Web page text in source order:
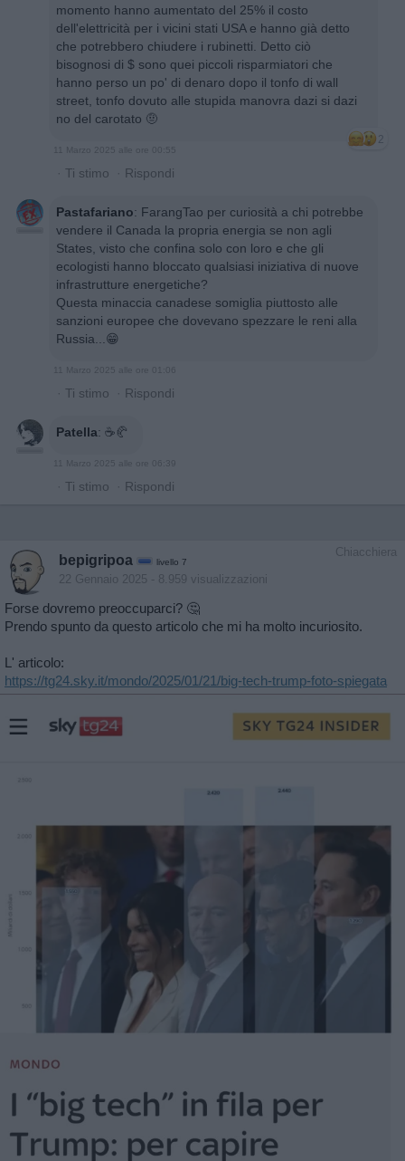
momento hanno aumentato del 25% il costo
dell'elettricità per i vicini stati USA e hanno già detto
che potrebbero chiudere i rubinetti. Detto ciò
bisognosi di $ sono quei piccoli risparmiatori che
hanno perso un po' di denaro dopo il tonfo di wall
street, tonfo dovuto alle stupida manovra dazi si dazi
no del carotato 🤨
2
11 Marzo 2025 alle ore 00:55
· Ti stimo · Rispondi
Pastafariano: FarangTao per curiosità a chi potrebbe
vendere il Canada la propria energia se non agli
States, visto che confina solo con loro e che gli
ecologisti hanno bloccato qualsiasi iniziativa di nuove
infrastrutture energetiche?
Questa minaccia canadese somiglia piuttosto alle
sanzioni europee che dovevano spezzare le reni alla
Russia...😁
11 Marzo 2025 alle ore 01:06
· Ti stimo · Rispondi
Patella: ☕️🥐
11 Marzo 2025 alle ore 06:39
· Ti stimo · Rispondi
Chiacchiera
bepigripoa livello 7
22 Gennaio 2025 - 8.959 visualizzazioni
Forse dovremo preoccuparci? 🤔
Prendo spunto da questo articolo che mi ha molto incuriosito.
L' articolo:
https://tg24.sky.it/mondo/2025/01/21/big-tech-trump-foto-spiegata